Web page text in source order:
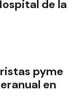
de la
pyme
en